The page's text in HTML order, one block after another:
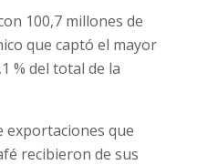
100,7 millones de
que captó el mayor
% del total de la
exportaciones que
recibieron de sus